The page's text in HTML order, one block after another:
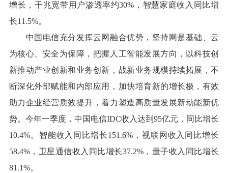
增长，千兆宽带用户渗透率约30%，智慧家庭收入同比增
长11.5%。
中国电信充分发挥云网融合优势，坚持网是基础、云
为核心、安全为保障，把握人工智能发展方向，以科技创
新推动产业创新和业务创新，战新业务规模持续拓展，不
断深化外部赋能和内部应用，加快培育新的增长极，有效
助力企业经营质效提升，着力塑造高质量发展新动能新优
势。今年一季度，中国电信IDC收入达到95亿元，同比增长
10.4%。智能收入同比增长151.6%，视联网收入同比增长
58.4%，卫星通信收入同比增长37.2%，量子收入同比增长
81.1%。